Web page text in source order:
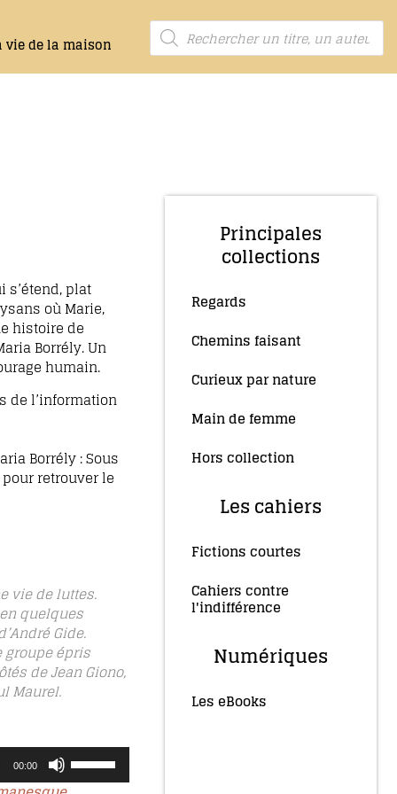
vie de la maison
s’étend, plat
où Marie,
histoire de
Borrély. Un
humain.
de l’information
Borrély : Sous
retrouver le
vie de luttes.
quelques
Gide.
groupe épris
de Jean Giono,
Maurel.
00:00
les
flèches
Principales
collections
Regards
Chemins faisant
Curieux par nature
Main de femme
Hors collection
Les cahiers
Fictions courtes
Cahiers contre
l'indifférence
Numériques
Les eBooks